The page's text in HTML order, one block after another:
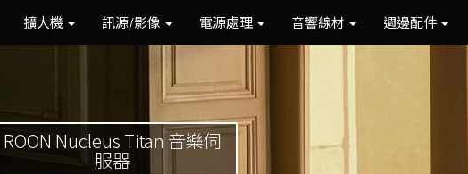
擴大機 訊源/影像 電源處理 音響線材 週邊配件
ROON Nucleus Titan 音樂伺
服器